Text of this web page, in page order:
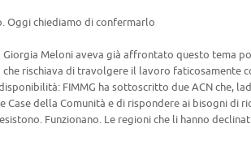
Oggi chiediamo di confermarlo
Giorgia Meloni aveva già affrontato questo tema
rischiava di travolgere il lavoro faticosamente
FIMMG ha sottoscritto due ACN che,
Case della Comunità e di rispondere ai bisogni di
Funzionano. Le regioni che li hanno